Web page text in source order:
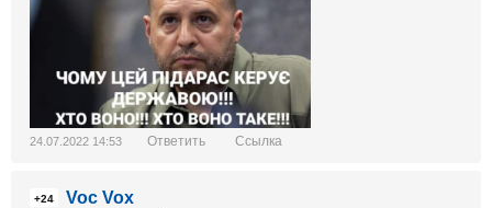
24.07.2022 14:53 Ответить Ссылка
+24
Voc Vox